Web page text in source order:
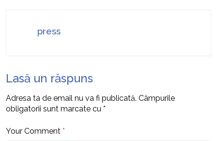
press
Lasă un răspuns
Adresa ta de email nu va fi publicată. Câmpurile
obligatorii sunt marcate cu *
Your Comment *